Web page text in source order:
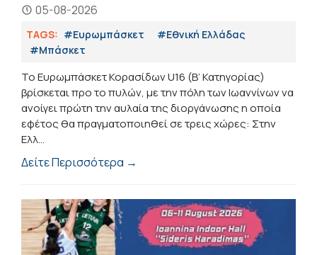
05-08-2026
TAGS: #Ευρωμπάσκετ
#Εθνική Ελλάδας
#Μπάσκετ
Το Ευρωμπάσκετ Κορασίδων U16 (B’ Κατηγορίας)
βρίσκεται προ το πυλών, με την πόλη των Ιωαννίνων να
ανοίγει πρώτη την αυλαία της διοργάνωσης η οποία
εφέτος θα πραγματοποιηθεί σε τρεις χώρες: Στην
Ελλ...
Δείτε Περισσότερα →